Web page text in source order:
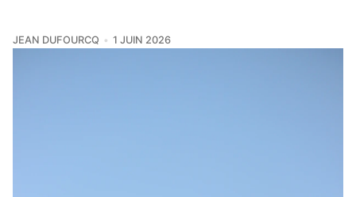
JEAN DUFOURCQ 1 JUIN 2026